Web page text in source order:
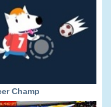
Champ